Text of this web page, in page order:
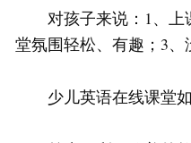
对孩子来说：1、上
堂氛围轻松、有趣；3、
少儿英语在线课堂如